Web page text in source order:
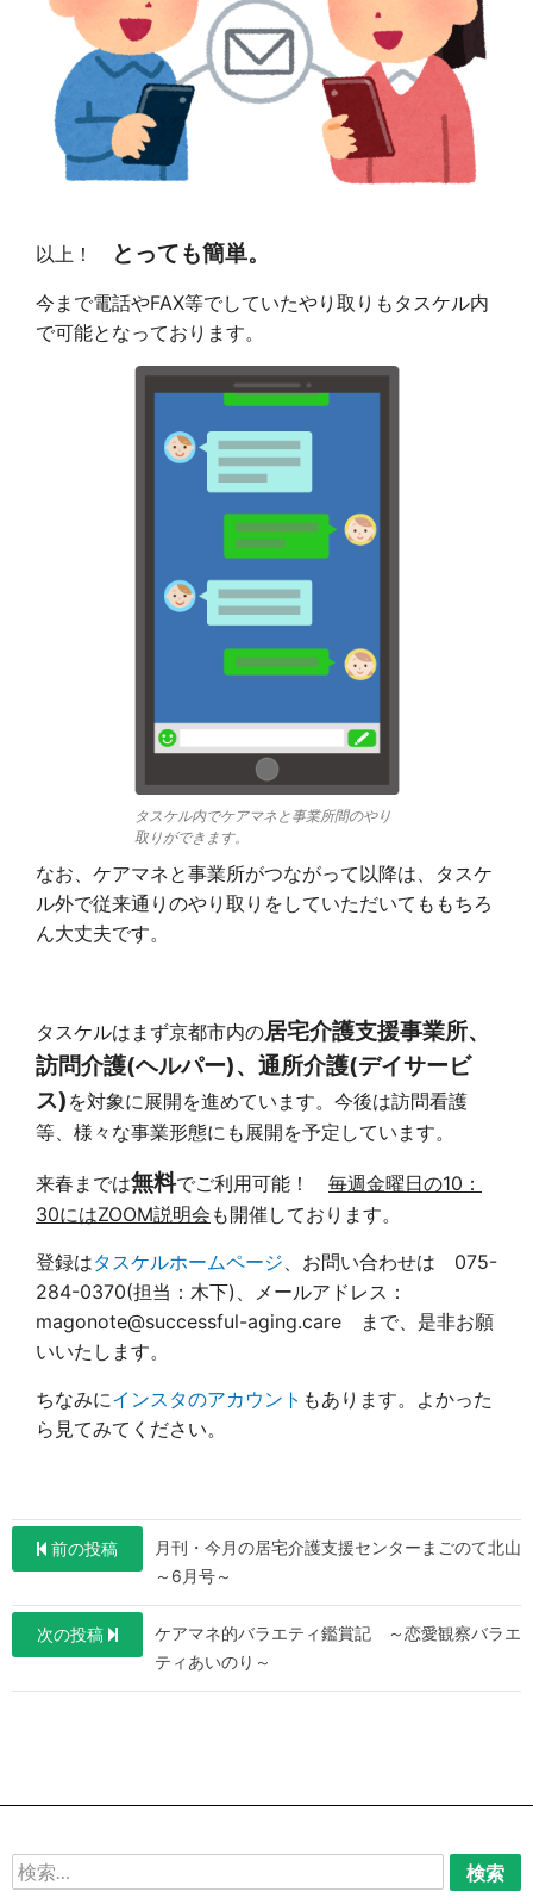
以上！ とっても簡単。
今まで電話やFAX等でしていたやり取りもタスケル内
で可能となっております。
タスケル内でケアマネと事業所間のやり
取りができます。
なお、ケアマネと事業所がつながって以降は、タスケ
ル外で従来通りのやり取りをしていただいてももちろ
ん大丈夫です。
タスケルはまず京都市内の居宅介護支援事業所、
訪問介護(ヘルパー)、通所介護(デイサービ
ス) を対象に展開を進めています。今後は訪問看護
等、様々な事業形態にも展開を予定しています。
来春までは無料でご利用可能！ 毎週金曜日の10：
30にはZOOM説明会 も開催しております。
登録はタスケルホームページ 、お問い合わせは 075-
284-0370(担当：木下)、メールアドレス：
magonote@successful-aging.care まで、是非お願
いいたします。
ちなみにインスタのアカウント もあります。よかった
ら見てみてください。
投
稿
ナ
ビ
ゲ
ョ
ン
前の投稿
月刊・今月の居宅介護支援センターまごのて北山
～6月号～
次の投稿
ケアマネ的バラエティ鑑賞記 ～恋愛観察バラエ
ティあいのり～
検
索: